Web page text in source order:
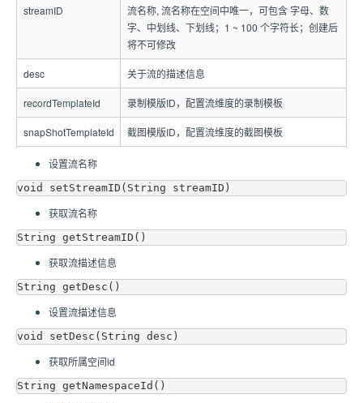
streamID
流名称, 流名称在空间中唯一，可包含 字母、数
字、中划线、下划线；1 ~ 100 个字符长；创建后
将不可修改
desc 关于流的描述信息
recordTemplateId 录制模版ID，配置流维度的录制模板
snapShotTemplateId 截图模版ID，配置流维度的截图模板
设置流名称
获取流名称
获取流描述信息
设置流描述信息
获取所属空间id